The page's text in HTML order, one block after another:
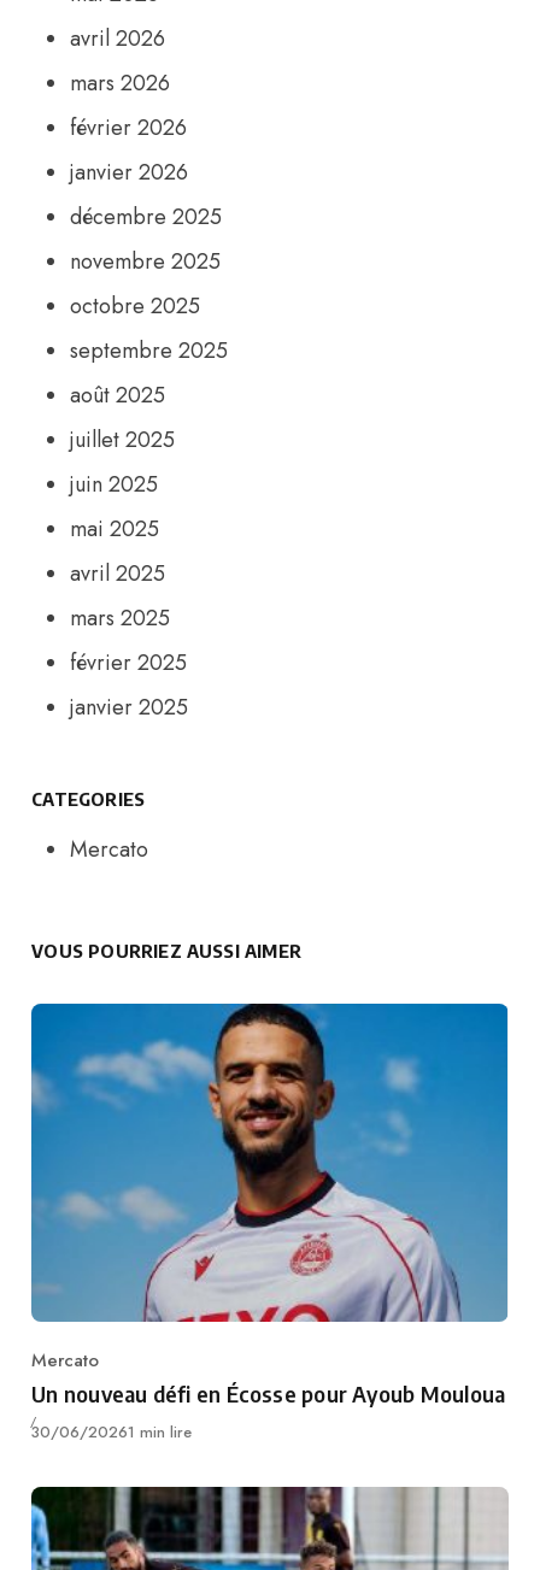
avril 2026
mars 2026
février 2026
janvier 2026
décembre 2025
novembre 2025
octobre 2025
septembre 2025
août 2025
juillet 2025
juin 2025
mai 2025
avril 2025
mars 2025
février 2025
janvier 2025
CATEGORIES
Mercato
VOUS POURRIEZ AUSSI AIMER
Category
Mercato
Un nouveau défi en Écosse pour Ayoub Mouloua
Publié
30/06/20261 min lire